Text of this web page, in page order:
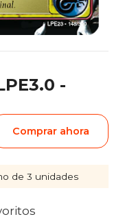
-
Comprar ahora
de 3 unidades